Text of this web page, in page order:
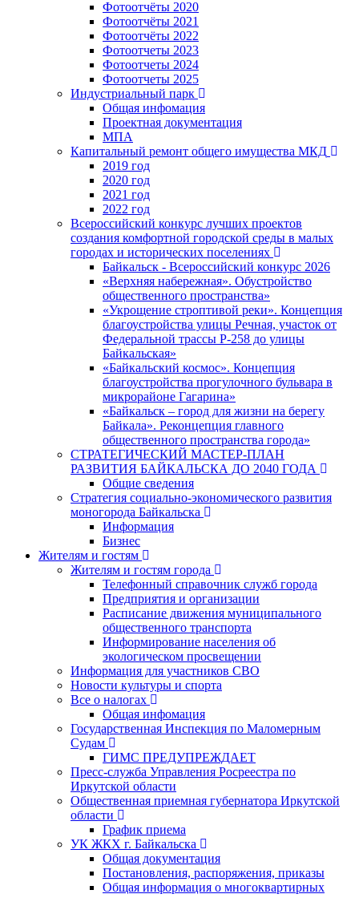
Фотоотчёты 2020
Фотоотчёты 2021
Фотоотчёты 2022
Фотоотчеты 2023
Фотоотчеты 2024
Фотоотчеты 2025
Индустриальный парк
Общая инфомация
Проектная документация
МПА
Капитальный ремонт общего имущества МКД
2019 год
2020 год
2021 год
2022 год
Всероссийский конкурс лучших проектов
создания комфортной городской среды в малых
городах и исторических поселениях
Байкальск - Всероссийский конкурс 2026
«Верхняя набережная». Обустройство
общественного пространства»
«Укрощение строптивой реки». Концепция
благоустройства улицы Речная, участок от
Федеральной трассы Р-258 до улицы
Байкальская»
«Байкальский космос». Концепция
благоустройства прогулочного бульвара в
микрорайоне Гагарина»
«Байкальск – город для жизни на берегу
Байкала». Реконцепция главного
общественного пространства города»
СТРАТЕГИЧЕСКИЙ МАСТЕР-ПЛАН
РАЗВИТИЯ БАЙКАЛЬСКА ДО 2040 ГОДА
Общие сведения
Стратегия социально-экономического развития
моногорода Байкальска
Информация
Бизнес
Жителям и гостям
Жителям и гостям города
Телефонный справочник служб города
Предприятия и организации
Расписание движения муниципального
общественного транспорта
Информирование населения об
экологическом просвещении
Информация для участников СВО
Новости культуры и спорта
Все о налогах
Общая инфомация
Государственная Инспекция по Маломерным
Судам
ГИМС ПРЕДУПРЕЖДАЕТ
Пресс-служба Управления Росреестра по
Иркутской области
Общественная приемная губернатора Иркутской
области
График приема
УК ЖКХ г. Байкальска
Общая документация
Постановления, распоряжения, приказы
Общая информация о многоквартирных